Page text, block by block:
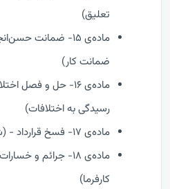
تعلیق)
ماده‌ی ۱۵- ضمانت
ضمانت کار)
ماده‌ی ۱۶- حل و فصل
رسیدگی به اختلافات)
ماده‌ی ۱۷- فسخ قرارداد - (شرح فسخ)
ماده‌ی ۱۸- جرائم و
کارفرما)